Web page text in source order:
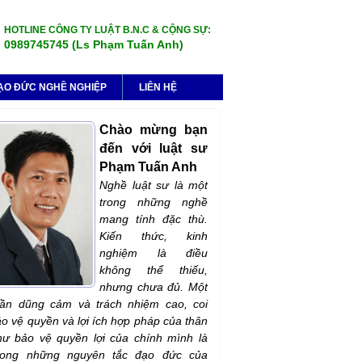
HOTLINE CÔNG TY LUẬT B.N.C & CỘNG SỰ:
0989745745 (Ls Phạm Tuấn Anh)
ĐỨC NGHỀ NGHIỆP LIÊN HỆ
Chào mừng bạn
đến với luật sư
Phạm Tuấn Anh
Nghề luật sư là một
trong những nghề
mang tính đặc thù.
Kiến thức, kinh
nghiệm là điều
không thể thiếu,
nhưng chưa đủ. Một
dũng cảm và trách nhiệm cao, coi
vệ quyền và lợi ích hợp pháp của thân
bảo vệ quyền lợi của chính mình là
những nguyên tắc đạo đức của